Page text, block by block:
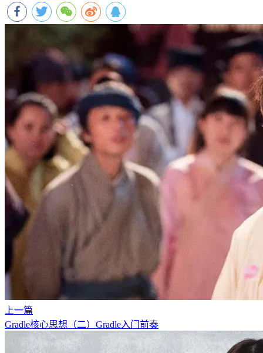
上一篇
Gradle核心思想（二）Gradle入门前奏